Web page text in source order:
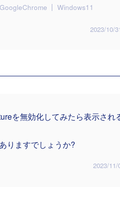
GoogleChrome Windows11
2023/10/
を無効化してみたら表示され
りますでしょうか?
2023/